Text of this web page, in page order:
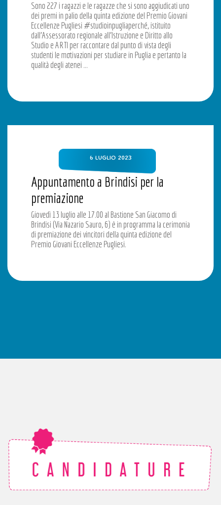
Sono 227 i ragazzi e le ragazze che si sono aggiudicati uno
dei premi in palio della quinta edizione del Premio Giovani
Eccellenze Pugliesi #studioinpugliaperché, istituito
dall’Assessorato regionale all’Istruzione e Diritto allo
Studio e ARTI per raccontare dal punto di vista degli
studenti le motivazioni per studiare in Puglia e pertanto la
qualità degli atenei …
6 LUGLIO 2023
Appuntamento a Brindisi per la
premiazione
Giovedì 13 luglio alle 17.00 al Bastione San Giacomo di
Brindisi (Via Nazario Sauro, 6) è in programma la cerimonia
di premiazione dei vincitori della quinta edizione del
Premio Giovani Eccellenze Pugliesi.